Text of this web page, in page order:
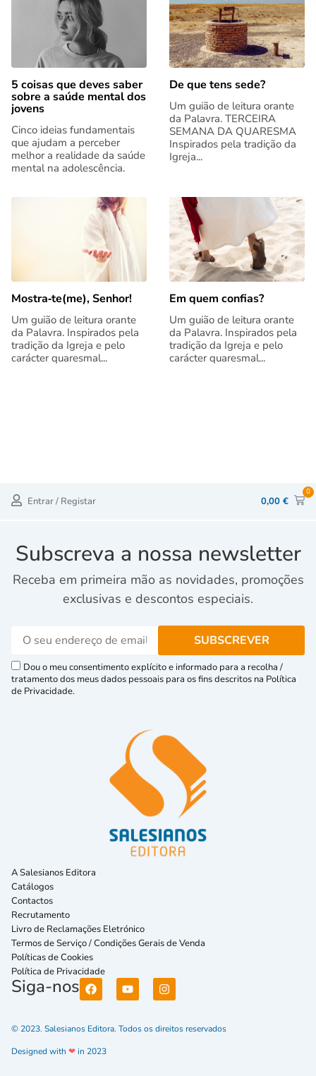
5 coisas que deves saber
sobre a saúde mental dos
jovens
Cinco ideias fundamentais
que ajudam a perceber
melhor a realidade da saúde
mental na adolescência.
De que tens sede?
Um guião de leitura orante
da Palavra. TERCEIRA
SEMANA DA QUARESMA
Inspirados pela tradição da
Igreja...
Mostra‑te(me), Senhor!
Um guião de leitura orante
da Palavra. Inspirados pela
tradição da Igreja e pelo
carácter quaresmal...
Em quem confias?
Um guião de leitura orante
da Palavra. Inspirados pela
tradição da Igreja e pelo
carácter quaresmal...
Entrar / Registar 0,00 €
0
Subscreva a nossa newsletter
Receba em primeira mão as novidades, promoções
exclusivas e descontos especiais.
Dou o meu consentimento explícito e informado para a recolha /
tratamento dos meus dados pessoais para os fins descritos na Política
de Privacidade.
A Salesianos Editora
Catálogos
Contactos
Recrutamento
Livro de Reclamações Eletrónico
Termos de Serviço / Condições Gerais de Venda
Políticas de Cookies
Política de Privacidade
Siga-nos
© 2023. Salesianos Editora. Todos os direitos reservados
Designed with ❤in 2023